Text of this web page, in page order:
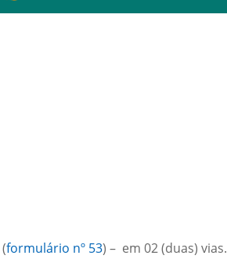
formulário nº 53) – em 02 (duas) vias.